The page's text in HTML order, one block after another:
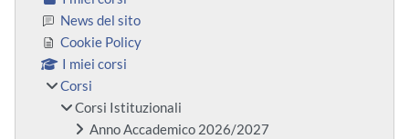
News del sito
Cookie Policy
I miei corsi
Corsi
Corsi Istituzionali
Anno Accademico 2026/2027